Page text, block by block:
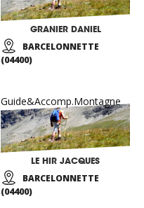
GRANIER DANIEL
BARCELONNETTE
(04400)
Guide&Accomp.Montagne
LE HIR JACQUES
BARCELONNETTE
(04400)